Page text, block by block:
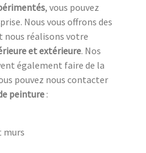
, vous pouvez
Nous vous offrons des
nous réalisons votre
et extérieure. Nos
également faire de la
pouvez nous contacter
peinture :
murs